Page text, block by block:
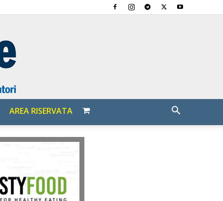
AREA RISERVATA